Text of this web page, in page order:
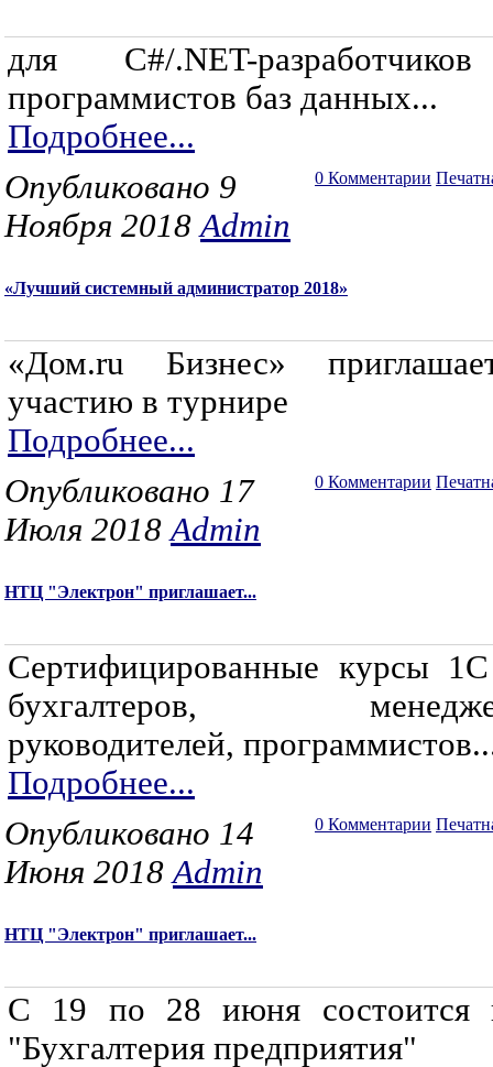
для C#/.NET-
программистов баз данных...
Подробнее...
0 Комментарии
Опубликовано 9
Ноября 2018Admin
«Лучший системный администратор 2018»
«Дом.ru Бизнес»
участию в турнире
Подробнее...
0 Комментарии
Опубликовано 17
Июля 2018Admin
НТЦ "Электрон" приглашает...
Сертифицированные курсы
бухгалтеров,
руководителей,
Подробнее...
0 Комментарии
Опубликовано 14
Июня 2018Admin
НТЦ "Электрон" приглашает...
С 19 по 28 июня состоится
"Бухгалтерия предприятия"